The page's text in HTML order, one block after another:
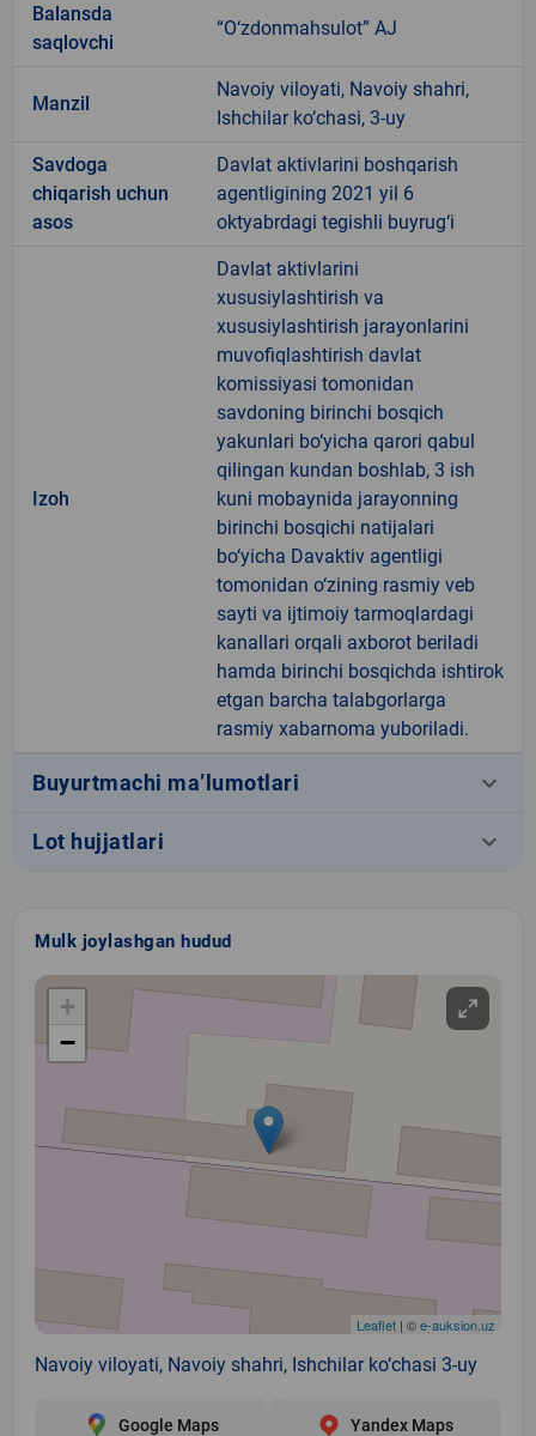
Balansda
saqlovchi
“O‘zdonmahsulot” AJ
Manzil
Navoiy viloyati, Navoiy shahri,
Ishchilar ko‘chasi, 3-uy
Savdoga
chiqarish uchun
asos
Davlat aktivlarini boshqarish
agentligining 2021 yil 6
oktyabrdagi tegishli buyrug‘i
Izoh
Davlat aktivlarini
xususiylashtirish va
xususiylashtirish jarayonlarini
muvofiqlashtirish davlat
komissiyasi tomonidan
savdoning birinchi bosqich
yakunlari bo‘yicha qarori qabul
qilingan kundan boshlab, 3 ish
kuni mobaynida jarayonning
birinchi bosqichi natijalari
bo‘yicha Davaktiv agentligi
tomonidan o‘zining rasmiy veb
sayti va ijtimoiy tarmoqlardagi
kanallari orqali axborot beriladi
hamda birinchi bosqichda ishtirok
etgan barcha talabgorlarga
rasmiy xabarnoma yuboriladi.
Buyurtmachi ma’lumotlari keyboard_arrow_down
Lot hujjatlari keyboard_arrow_down
Mulk joylashgan hudud
+
−
Leaflet | ©e-auksion.uz
Navoiy viloyati, Navoiy shahri, Ishchilar ko‘chasi 3-uy
Google Maps Yandex Maps